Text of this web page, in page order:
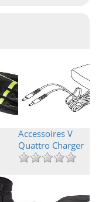
Accessoires V
Quattro Charger